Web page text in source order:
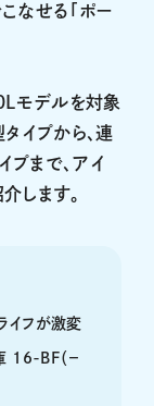
なせる「ポー
モデルを対象
イプから、連
まで、アイ
します。
イフが激変
16-BF（－